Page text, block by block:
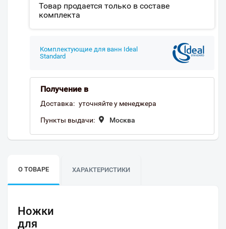
Товар продается только в составе
комплекта
Комплектующие для ванн Ideal
Standard
Получение в
Доставка: уточняйте у менеджера
Пункты выдачи: Москва
О ТОВАРЕ ХАРАКТЕРИСТИКИ
Ножки
для